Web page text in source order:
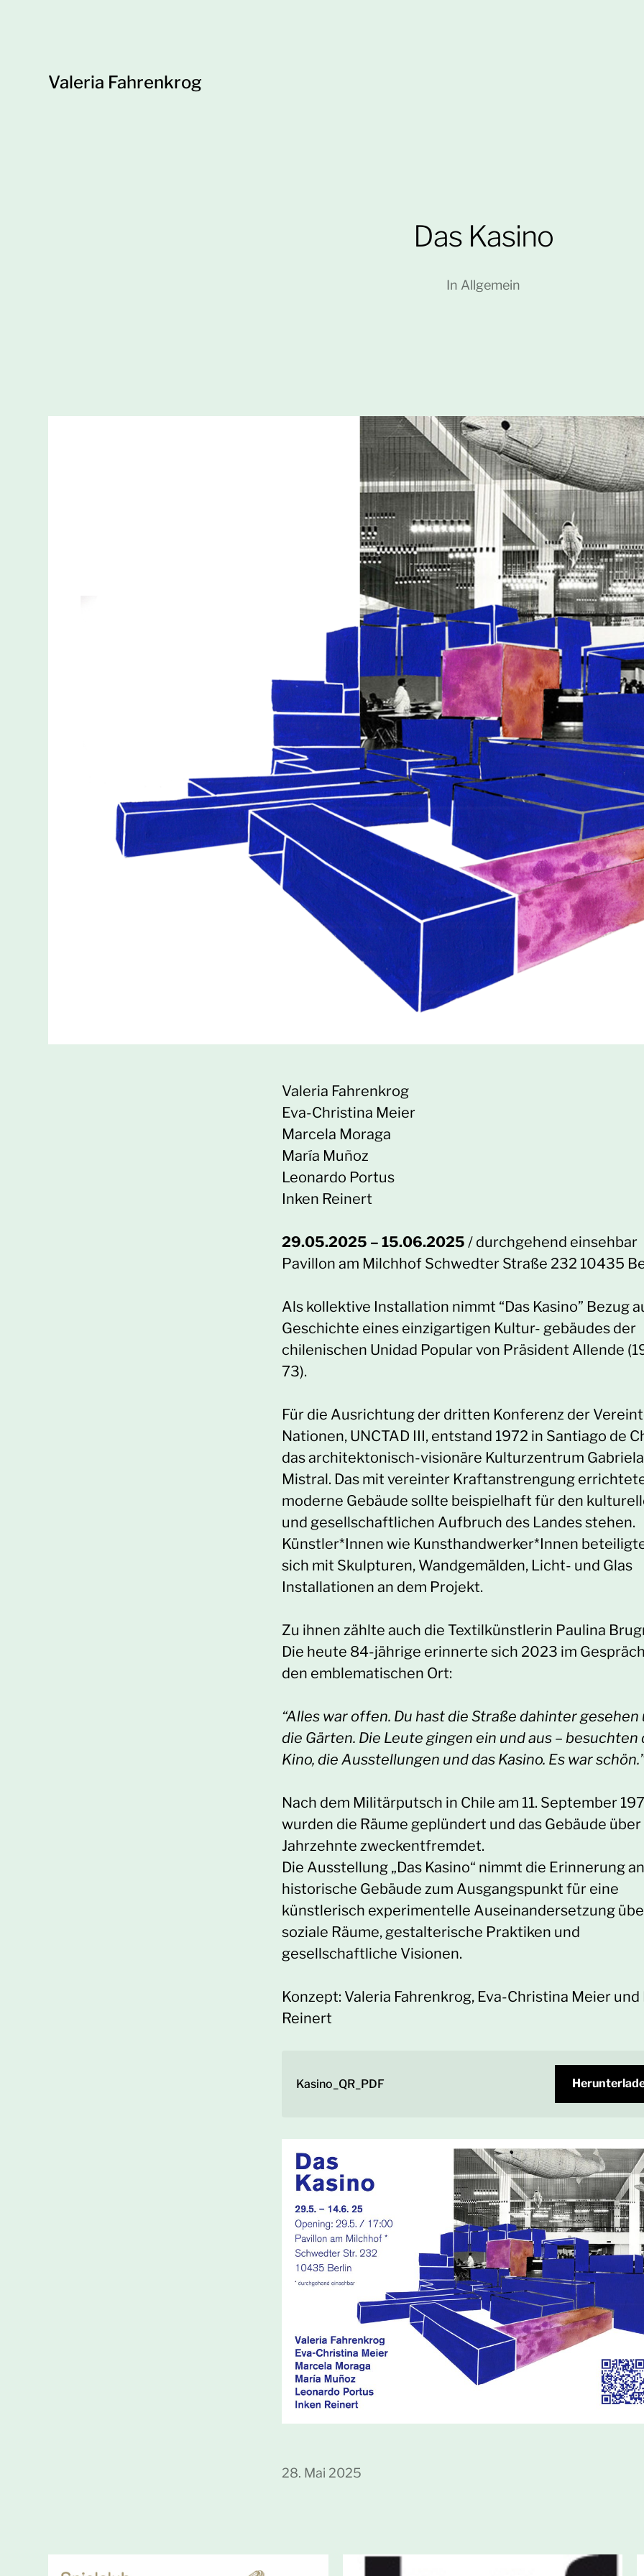
Valeria Fahrenkrog
Das Kasino
In Allgemein
Valeria Fahrenkrog
Eva-Christina Meier
Marcela Moraga
María Muñoz
Leonardo Portus
Inken Reinert
29.05.2025 – 15.06.2025 / durchgehend einsehbar
Pavillon am Milchhof Schwedter Straße 232 10435
Als kollektive Installation nimmt “Das Kasino” Bezug
Geschichte eines einzigartigen Kultur- gebäudes der
chilenischen Unidad Popular von Präsident Allende
73).
Für die Ausrichtung der dritten Konferenz der
Nationen, UNCTAD III, entstand 1972 in Santiago de
das architektonisch-visionäre Kulturzentrum Gabriela
Mistral. Das mit vereinter Kraftanstrengung
moderne Gebäude sollte beispielhaft für den
und gesellschaftlichen Aufbruch des Landes stehen.
Künstler*Innen wie Kunsthandwerker*Innen
sich mit Skulpturen, Wandgemälden, Licht- und Glas
Installationen an dem Projekt.
Zu ihnen zählte auch die Textilkünstlerin Paulina
Die heute 84-jährige erinnerte sich 2023 im
den emblematischen Ort:
“Alles war offen. Du hast die Straße dahinter gesehen
die Gärten. Die Leute gingen ein und aus – besuchten
Kino, die Ausstellungen und das Kasino. Es war
Nach dem Militärputsch in Chile am 11. September
wurden die Räume geplündert und das Gebäude über
Jahrzehnte zweckentfremdet.
Die Ausstellung „Das Kasino“ nimmt die Erinnerung
historische Gebäude zum Ausgangspunkt für eine
künstlerisch experimentelle Auseinandersetzung
soziale Räume, gestalterische Praktiken und
gesellschaftliche Visionen.
Konzept: Valeria Fahrenkrog, Eva-Christina Meier und
Reinert
Kasino_QR_PDF
28. Mai 2025